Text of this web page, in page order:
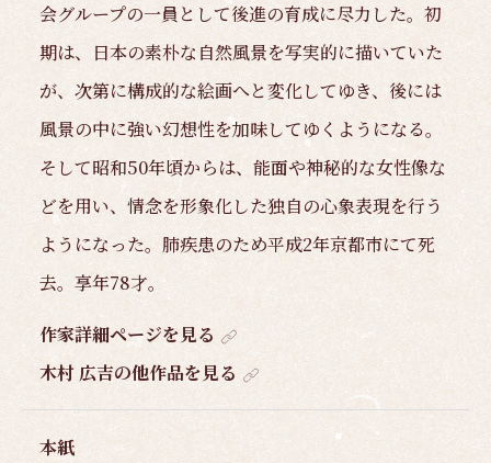
会グループの一員として後進の育成に尽力した。初
期は、日本の素朴な自然風景を写実的に描いていた
が、次第に構成的な絵画へと変化してゆき、後には
風景の中に強い幻想性を加味してゆくようになる。
そして昭和50年頃からは、能面や神秘的な女性像な
どを用い、情念を形象化した独自の心象表現を行う
ようになった。肺疾患のため平成2年京都市にて死
去。享年78才。
作家詳細ページを見る
木村 広吉の他作品を見る
本紙